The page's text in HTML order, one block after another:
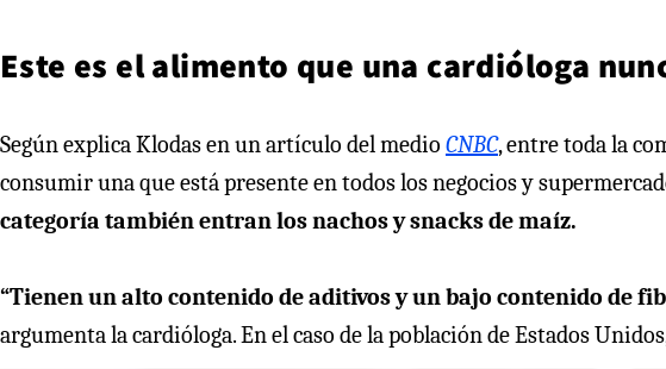
Este es el alimento que una cardióloga
Según explica Klodas en un artículo del medio CNBC, entre toda la
consumir una que está presente en todos los negocios y
categoría también entran los nachos y snacks de maíz.
“Tienen un alto contenido de aditivos y un bajo contenido de
argumenta la cardióloga. En el caso de la población de Estados